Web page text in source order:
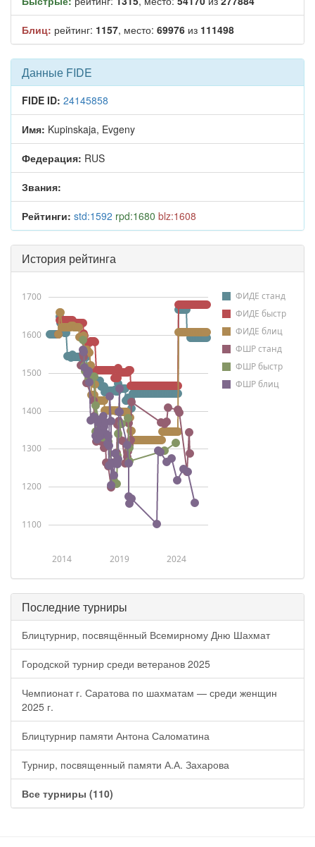
Блиц: рейтинг: 1157, место: 69976 из 111498
Данные FIDE
FIDE ID: 24145858
Имя: Kupinskaja, Evgeny
Федерация: RUS
Звания:
Рейтинги: std:1592 rpd:1680 blz:1608
История рейтинга
ФИДЕ станд
ФИДЕ быстр
ФИДЕ блиц
ФШР станд
ФШР быстр
ФШР блиц
2014 2019 2024
1100
1200
1300
1400
1500
1600
1700
Последние турниры
Блицтурнир, посвящённый Всемирному Дню Шахмат
Городской турнир среди ветеранов 2025
Чемпионат г. Саратова по шахматам — среди женщин
2025 г.
Блицтурнир памяти Антона Саломатина
Турнир, посвященный памяти А.А. Захарова
Все турниры (110)